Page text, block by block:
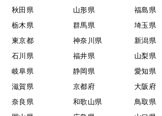
秋田県
山形県 福島県
栃木県
群馬県 埼玉県
東京都
神奈川県 新潟県
石川県
福井県 山梨県
岐阜県
静岡県 愛知県
滋賀県
京都府 大阪府
奈良県
和歌山県 鳥取県